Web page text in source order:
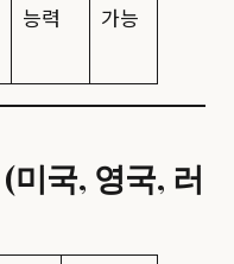
능력
가능
미국, 영국, 러